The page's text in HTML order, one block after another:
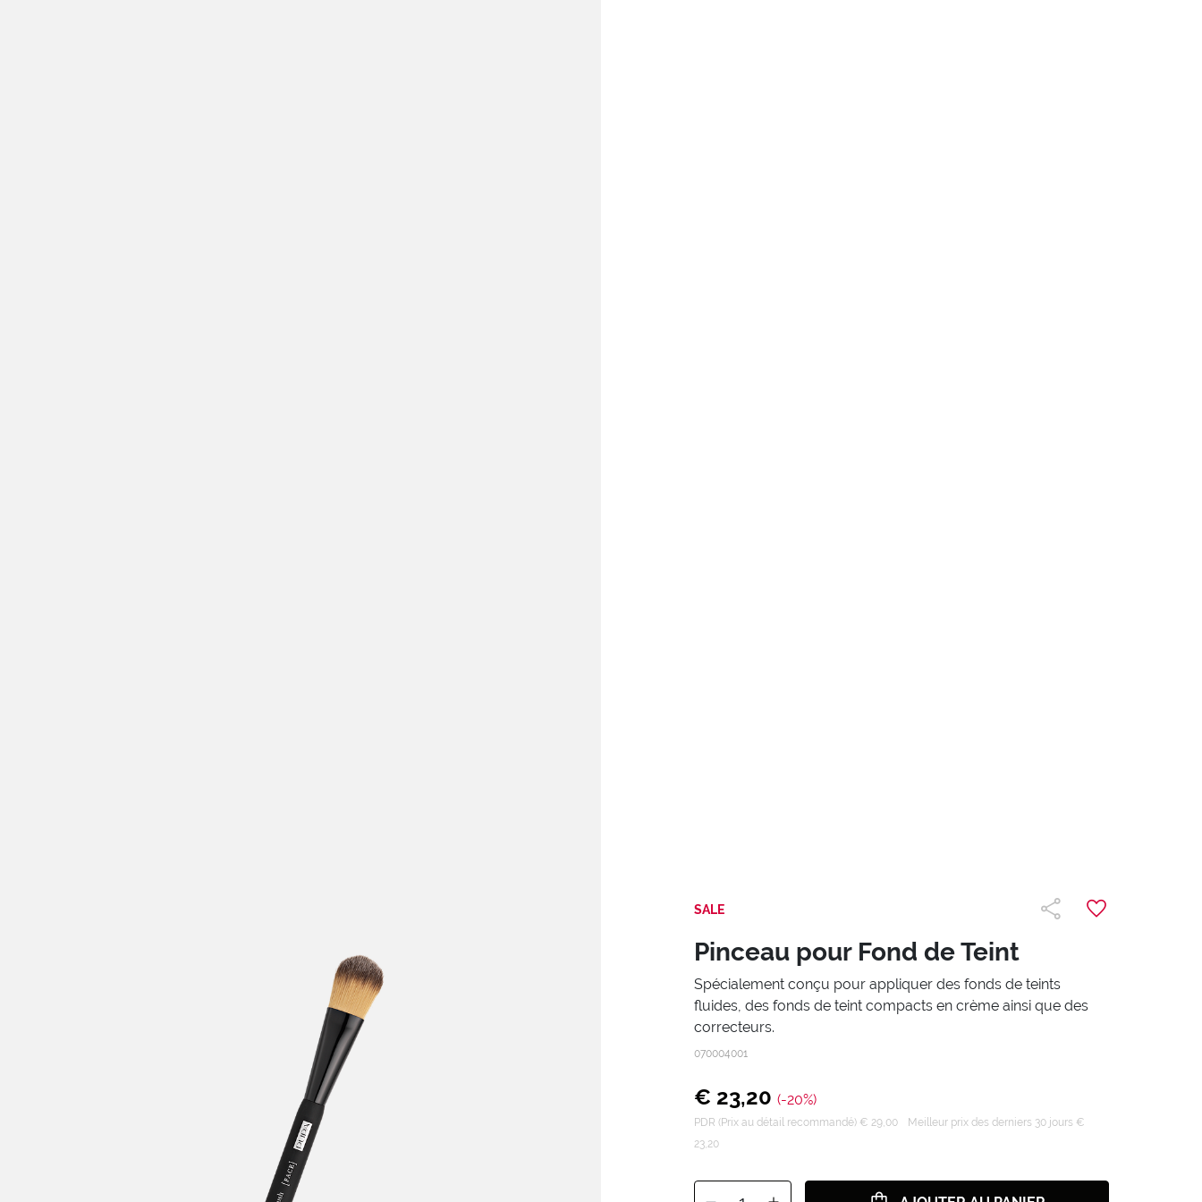
SALE
Pinceau pour Fond de Teint
Spécialement conçu pour appliquer des fonds de teints
fluides, des fonds de teint compacts en crème ainsi que des
correcteurs.
070004001
€ 23,20 (-20%)
PDR (Prix au détail recommandé) € 29,00
Meilleur prix des derniers 30 jours €
23,20